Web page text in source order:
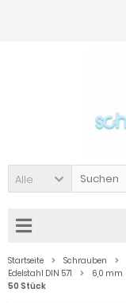
Alle
Startseite Schrauben
Edelstahl DIN 571
6,0 mm
50 Stück